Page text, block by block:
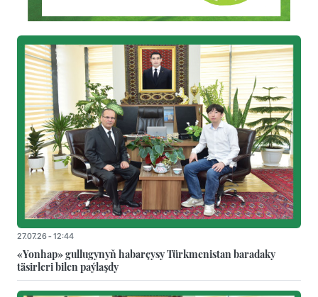
27.07.26 - 12:44
«Yonhap» gullugynyň habarçysy Türkmenistan baradaky
täsirleri bilen paýlaşdy